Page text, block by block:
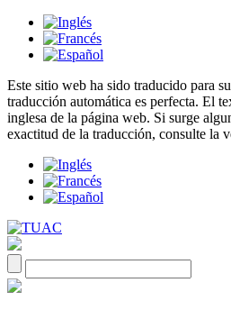
Este sitio web ha sido traducido para
traducción automática es perfecta. El
inglesa de la página web. Si surge
exactitud de la traducción, consulte la